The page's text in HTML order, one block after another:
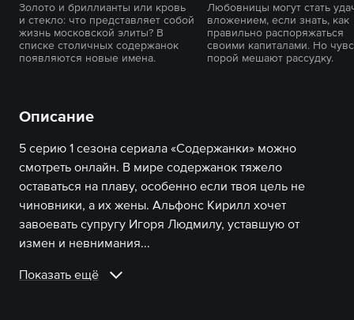
Золото и бриллианты или кровь
и стекло: что представляет собой
жизнь московской элиты? В
списке столичных содержанок
появляются новые имена.
Любовницы могут стать
вложением, если знать, как
правильно распоряжаться
своими капиталами. Но
порой мешают рассудку.
Описание
5 серию 1 сезона сериала «Содержанки» можно
смотреть онлайн. В мире содержанок тяжело
оставаться на плаву, особенно если твоя цель не
чиновники, а их жены. Альфонс Кирилл хочет
завоевать супругу Игоря Людмилу, уставшую от
измен и невнимания...
Показать ещё